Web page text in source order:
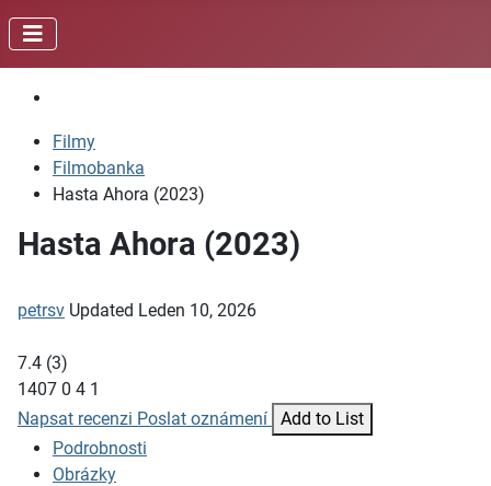
Filmy
Filmobanka
Hasta Ahora (2023)
Hasta Ahora (2023)
petrsv Updated Leden 10, 2026
7.4 (3)
1407 0 4 1
Napsat recenzi Poslat oznámení
Add to List
Podrobnosti
Obrázky